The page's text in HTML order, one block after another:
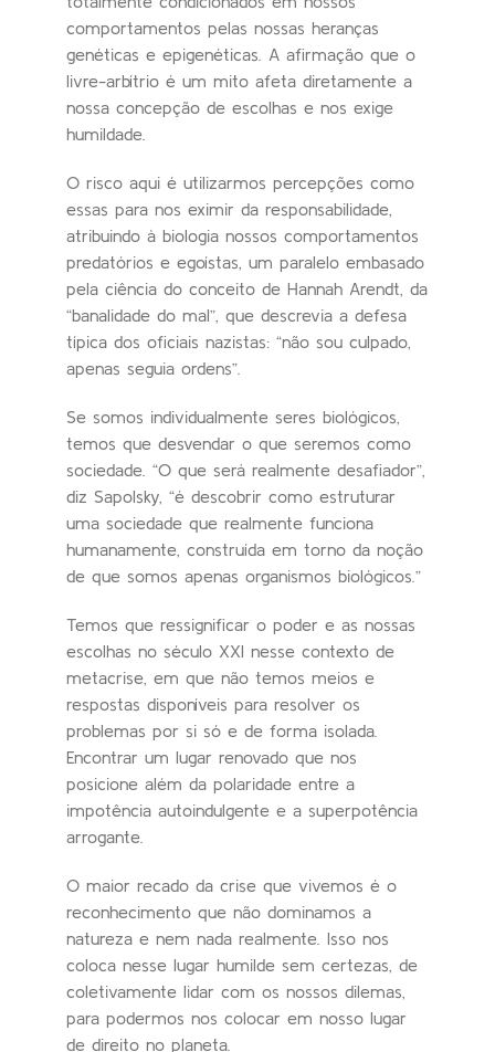
comportamentos pelas nossas heranças
genéticas e epigenéticas. A afirmação que o
livre-arbítrio é um mito afeta diretamente a
nossa concepção de escolhas e nos exige
humildade.
O risco aqui é utilizarmos percepções como
essas para nos eximir da responsabilidade,
atribuindo à biologia nossos comportamentos
predatórios e egoístas, um paralelo embasado
pela ciência do conceito de Hannah Arendt, da
“banalidade do mal”, que descrevia a defesa
típica dos oficiais nazistas: “não sou culpado,
apenas seguia ordens”.
Se somos individualmente seres biológicos,
temos que desvendar o que seremos como
sociedade. “O que será realmente desafiador”,
diz Sapolsky, “é descobrir como estruturar
uma sociedade que realmente funciona
humanamente, construída em torno da noção
de que somos apenas organismos biológicos.”
Temos que ressignificar o poder e as nossas
escolhas no século XXI nesse contexto de
metacrise, em que não temos meios e
respostas disponíveis para resolver os
problemas por si só e de forma isolada.
Encontrar um lugar renovado que nos
posicione além da polaridade entre a
impotência autoindulgente e a superpotência
arrogante.
O maior recado da crise que vivemos é o
reconhecimento que não dominamos a
natureza e nem nada realmente. Isso nos
coloca nesse lugar humilde sem certezas, de
coletivamente lidar com os nossos dilemas,
para podermos nos colocar em nosso lugar
de direito no planeta.